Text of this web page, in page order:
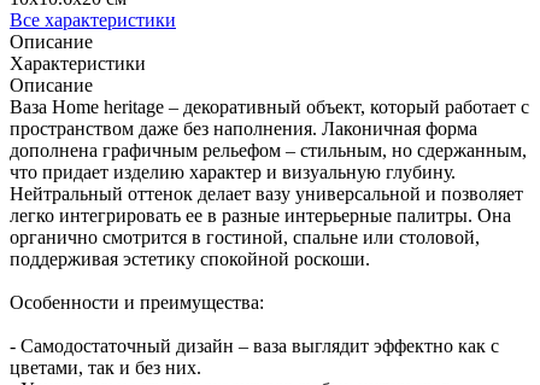
Все характеристики
Описание
Характеристики
Описание
Ваза Home heritage – декоративный объект, который работает с
пространством даже без наполнения. Лаконичная форма
дополнена графичным рельефом – стильным, но сдержанным,
что придает изделию характер и визуальную глубину.
Нейтральный оттенок делает вазу универсальной и позволяет
легко интегрировать ее в разные интерьерные палитры. Она
органично смотрится в гостиной, спальне или столовой,
поддерживая эстетику спокойной роскоши.
Особенности и преимущества:
- Самодостаточный дизайн – ваза выглядит эффектно как с
цветами, так и без них.